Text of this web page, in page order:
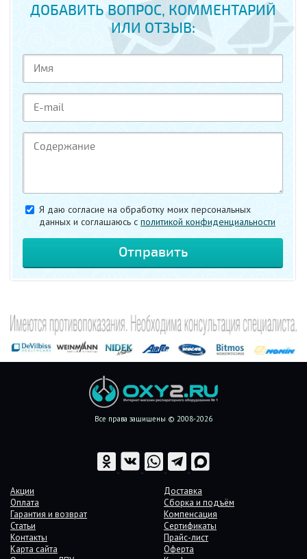
ДОБАВИТЬ ВОПРОС, КОММЕНТАРИЙ
ИЛИ ОТЗЫВ:
Я даю согласие на обработку моих персональных
данных и соглашаюсь c политикой конфиденциальности
Все права защищены © 2008-2026
Акции
Доставка
Оплата
Сборка и подъём
Гарантия и возврат
Компенсация
Статьи
Сертификаты
Контакты
Прайс-лист
Карта сайта
Оферта